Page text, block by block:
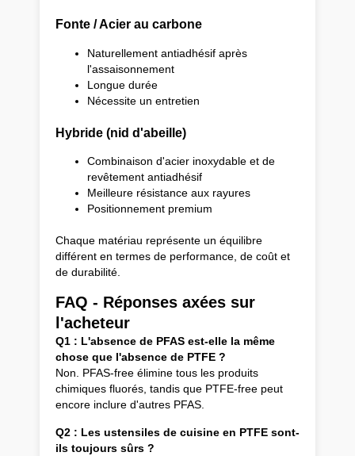
Fonte / Acier au carbone
Naturellement antiadhésif après
l'assaisonnement
Longue durée
Nécessite un entretien
Hybride (nid d'abeille)
Combinaison d'acier inoxydable et de
revêtement antiadhésif
Meilleure résistance aux rayures
Positionnement premium
Chaque matériau représente un équilibre
différent en termes de performance, de coût et
de durabilité.
FAQ - Réponses axées sur
l'acheteur
Q1 : L'absence de PFAS est-elle la même
chose que l'absence de PTFE ?
Non. PFAS-free élimine tous les produits
chimiques fluorés, tandis que PTFE-free peut
encore inclure d'autres PFAS.
Q2 : Les ustensiles de cuisine en PTFE sont-
ils toujours sûrs ?